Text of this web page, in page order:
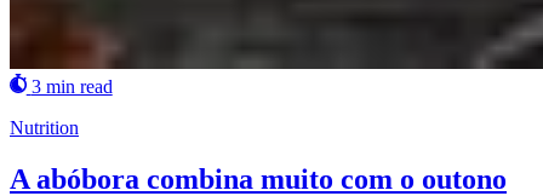
3 min read
Nutrition
A abóbora combina muito com o outono